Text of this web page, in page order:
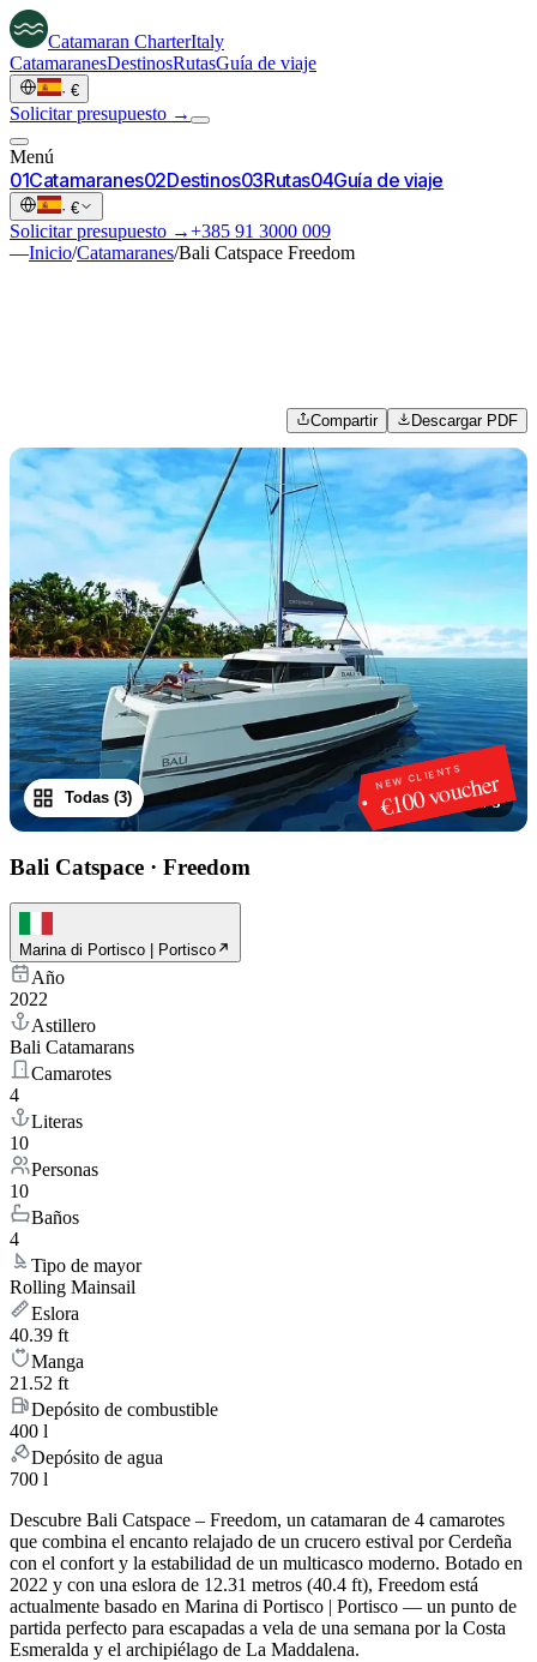
Catamaran CharterItaly
CatamaranesDestinosRutasGuía de viaje
· €
Solicitar presupuesto →
Menú
01Catamaranes02Destinos03Rutas04Guía de viaje
· €
Solicitar presupuesto →+385 91 3000 009
—Inicio/Catamaranes/Bali Catspace Freedom
Compartir Descargar PDF
NEW CLIENTS
€100 voucher
1 /3
Todas (3)
Bali Catspace · Freedom
Marina di Portisco | Portisco
Año
2022
Astillero
Bali Catamarans
Camarotes
4
Literas
10
Personas
10
Baños
4
Tipo de mayor
Rolling Mainsail
Eslora
40.39 ft
Manga
21.52 ft
Depósito de combustible
400 l
Depósito de agua
700 l
Descubre Bali Catspace – Freedom, un catamaran de 4 camarotes
que combina el encanto relajado de un crucero estival por Cerdeña
con el confort y la estabilidad de un multicasco moderno. Botado en
2022 y con una eslora de 12.31 metros (40.4 ft), Freedom está
actualmente basado en Marina di Portisco | Portisco — un punto de
partida perfecto para escapadas a vela de una semana por la Costa
Esmeralda y el archipiélago de La Maddalena.